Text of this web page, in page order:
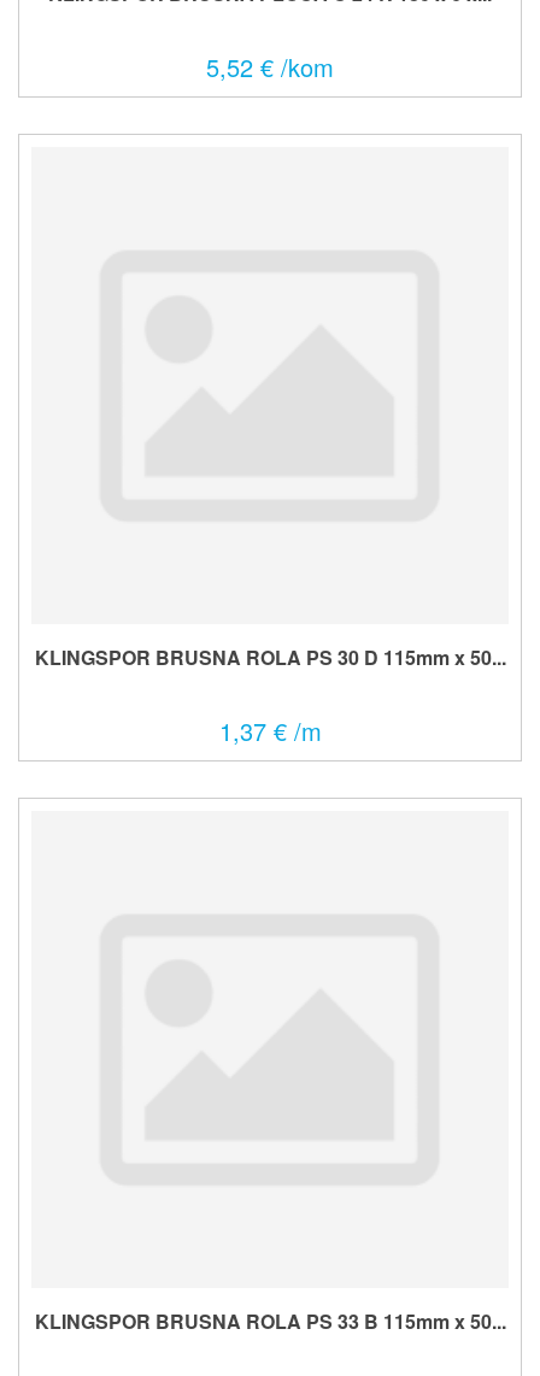
5,52 € /kom
KLINGSPOR BRUSNA ROLA PS 30 D 115mm x 50...
1,37 € /m
KLINGSPOR BRUSNA ROLA PS 33 B 115mm x 50...